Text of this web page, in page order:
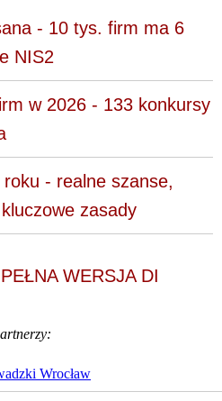
- 10 tys. firm ma 6
NIS2
w 2026 - 133 konkursy
- realne szanse,
zasady
PEŁNA WERSJA DI
Wrocław